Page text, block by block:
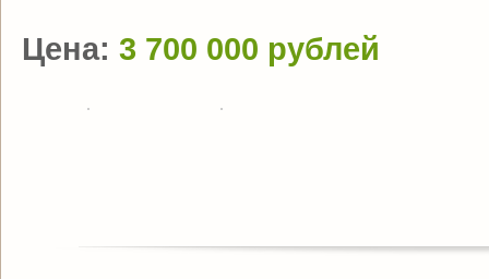
Цена: 3 700 000 рублей